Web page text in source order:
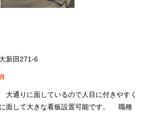
新田271-6
通りに面しているので人目に付きやすく
面して大きな看板設置可能です。 職種